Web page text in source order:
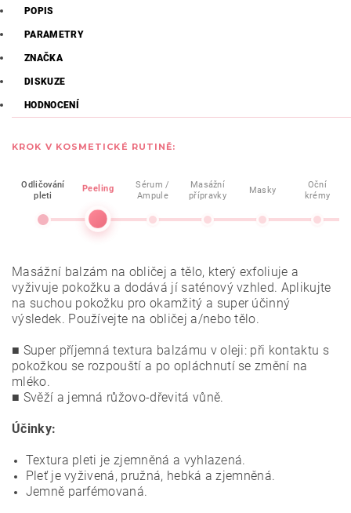
POPIS
PARAMETRY
ZNAČKA
DISKUZE
HODNOCENÍ
KROK V KOSMETICKÉ RUTINĚ:
Odličování
pleti
Peeling
Sérum /
Ampule
Masážní
přípravky
Masky
Oční
krémy
Masážní balzám na obličej a tělo, který exfoliuje a
vyživuje pokožku a dodává jí saténový vzhled. Aplikujte
na suchou pokožku pro okamžitý a super účinný
výsledek. Používejte na obličej a/nebo tělo.
■ Super příjemná textura balzámu v oleji: při kontaktu s
pokožkou se rozpouští a po opláchnutí se změní na
mléko.
■ Svěží a jemná růžovo-dřevitá vůně.
Účinky:
Textura pleti je zjemněná a vyhlazená.
Pleť je vyživená, pružná, hebká a zjemněná.
Jemně parfémovaná.